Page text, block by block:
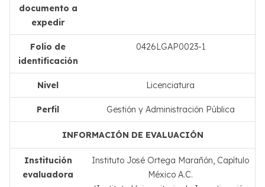
documento a
expedir
Folio de
identificación
0426LGAP0023-1
Nivel Licenciatura
Perfil Gestión y Administración Pública
INFORMACIÓN DE EVALUACIÓN
Institución
evaluadora
Instituto José Ortega Marañón, Capítulo
México A.C.